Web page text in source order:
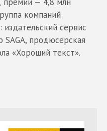
компаний
сервис
продюсерская
«Хороший текст».